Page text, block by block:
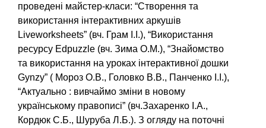
проведені майстер-класи: “Створення та
використання інтерактивних аркушів
Liveworksheets” (вч. Грам І.І.), “Використання
ресурсу Edpuzzle (вч. Зима О.М.), “Знайомство
та використання на уроках інтерактивної дошки
Gynzy” ( Мороз О.В., Головко В.В., Панченко І.І.),
“Актуально : вивчаймо зміни в новому
українському правописі” (вч.Захаренко І.А.,
Кордюк С.Б., Шуруба Л.Б.). З огляду на поточні